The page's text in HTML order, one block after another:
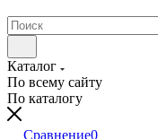
Каталог
По всему сайту
По каталогу
Сравнение0